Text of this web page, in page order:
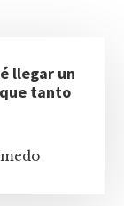
llegar un
tanto